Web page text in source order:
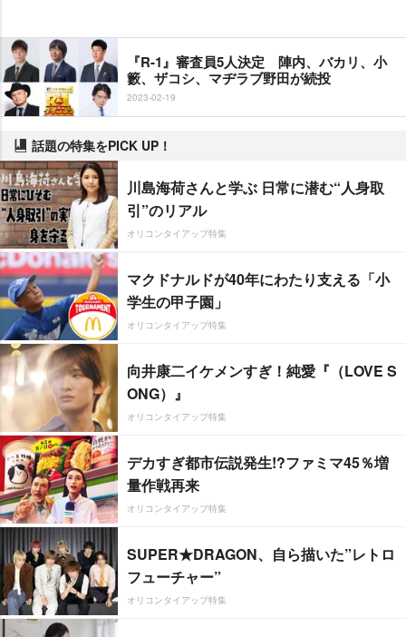
『R-1』審査員5人決定 陣内、バカリ、小
籔、ザコシ、マヂラブ野田が続投
2023-02-19
話題の特集をPICK UP！
川島海荷さんと学ぶ 日常に潜む“人身取
引”のリアル
オリコンタイアップ特集
マクドナルドが40年にわたり支える「小
学生の甲子園」
オリコンタイアップ特集
向井康二イケメンすぎ！純愛『（LOVE S
ONG）』
オリコンタイアップ特集
デカすぎ都市伝説発生!?ファミマ45％増
量作戦再来
オリコンタイアップ特集
SUPER★DRAGON、自ら描いた”レトロ
フューチャー”
オリコンタイアップ特集